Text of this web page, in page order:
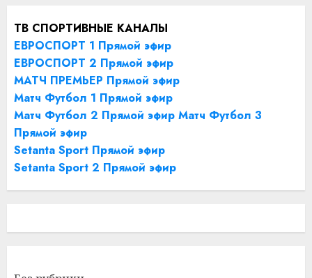
ТВ СПОРТИВНЫЕ КАНАЛЫ
ЕВРОСПОРТ 1 Прямой эфир
ЕВРОСПОРТ 2 Прямой эфир
МАТЧ ПРЕМЬЕР Прямой эфир
Матч Футбол 1 Прямой эфир
Матч Футбол 2 Прямой эфир Матч Футбол 3
Прямой эфир
Setanta Sport Прямой эфир
Setanta Sport 2 Прямой эфир